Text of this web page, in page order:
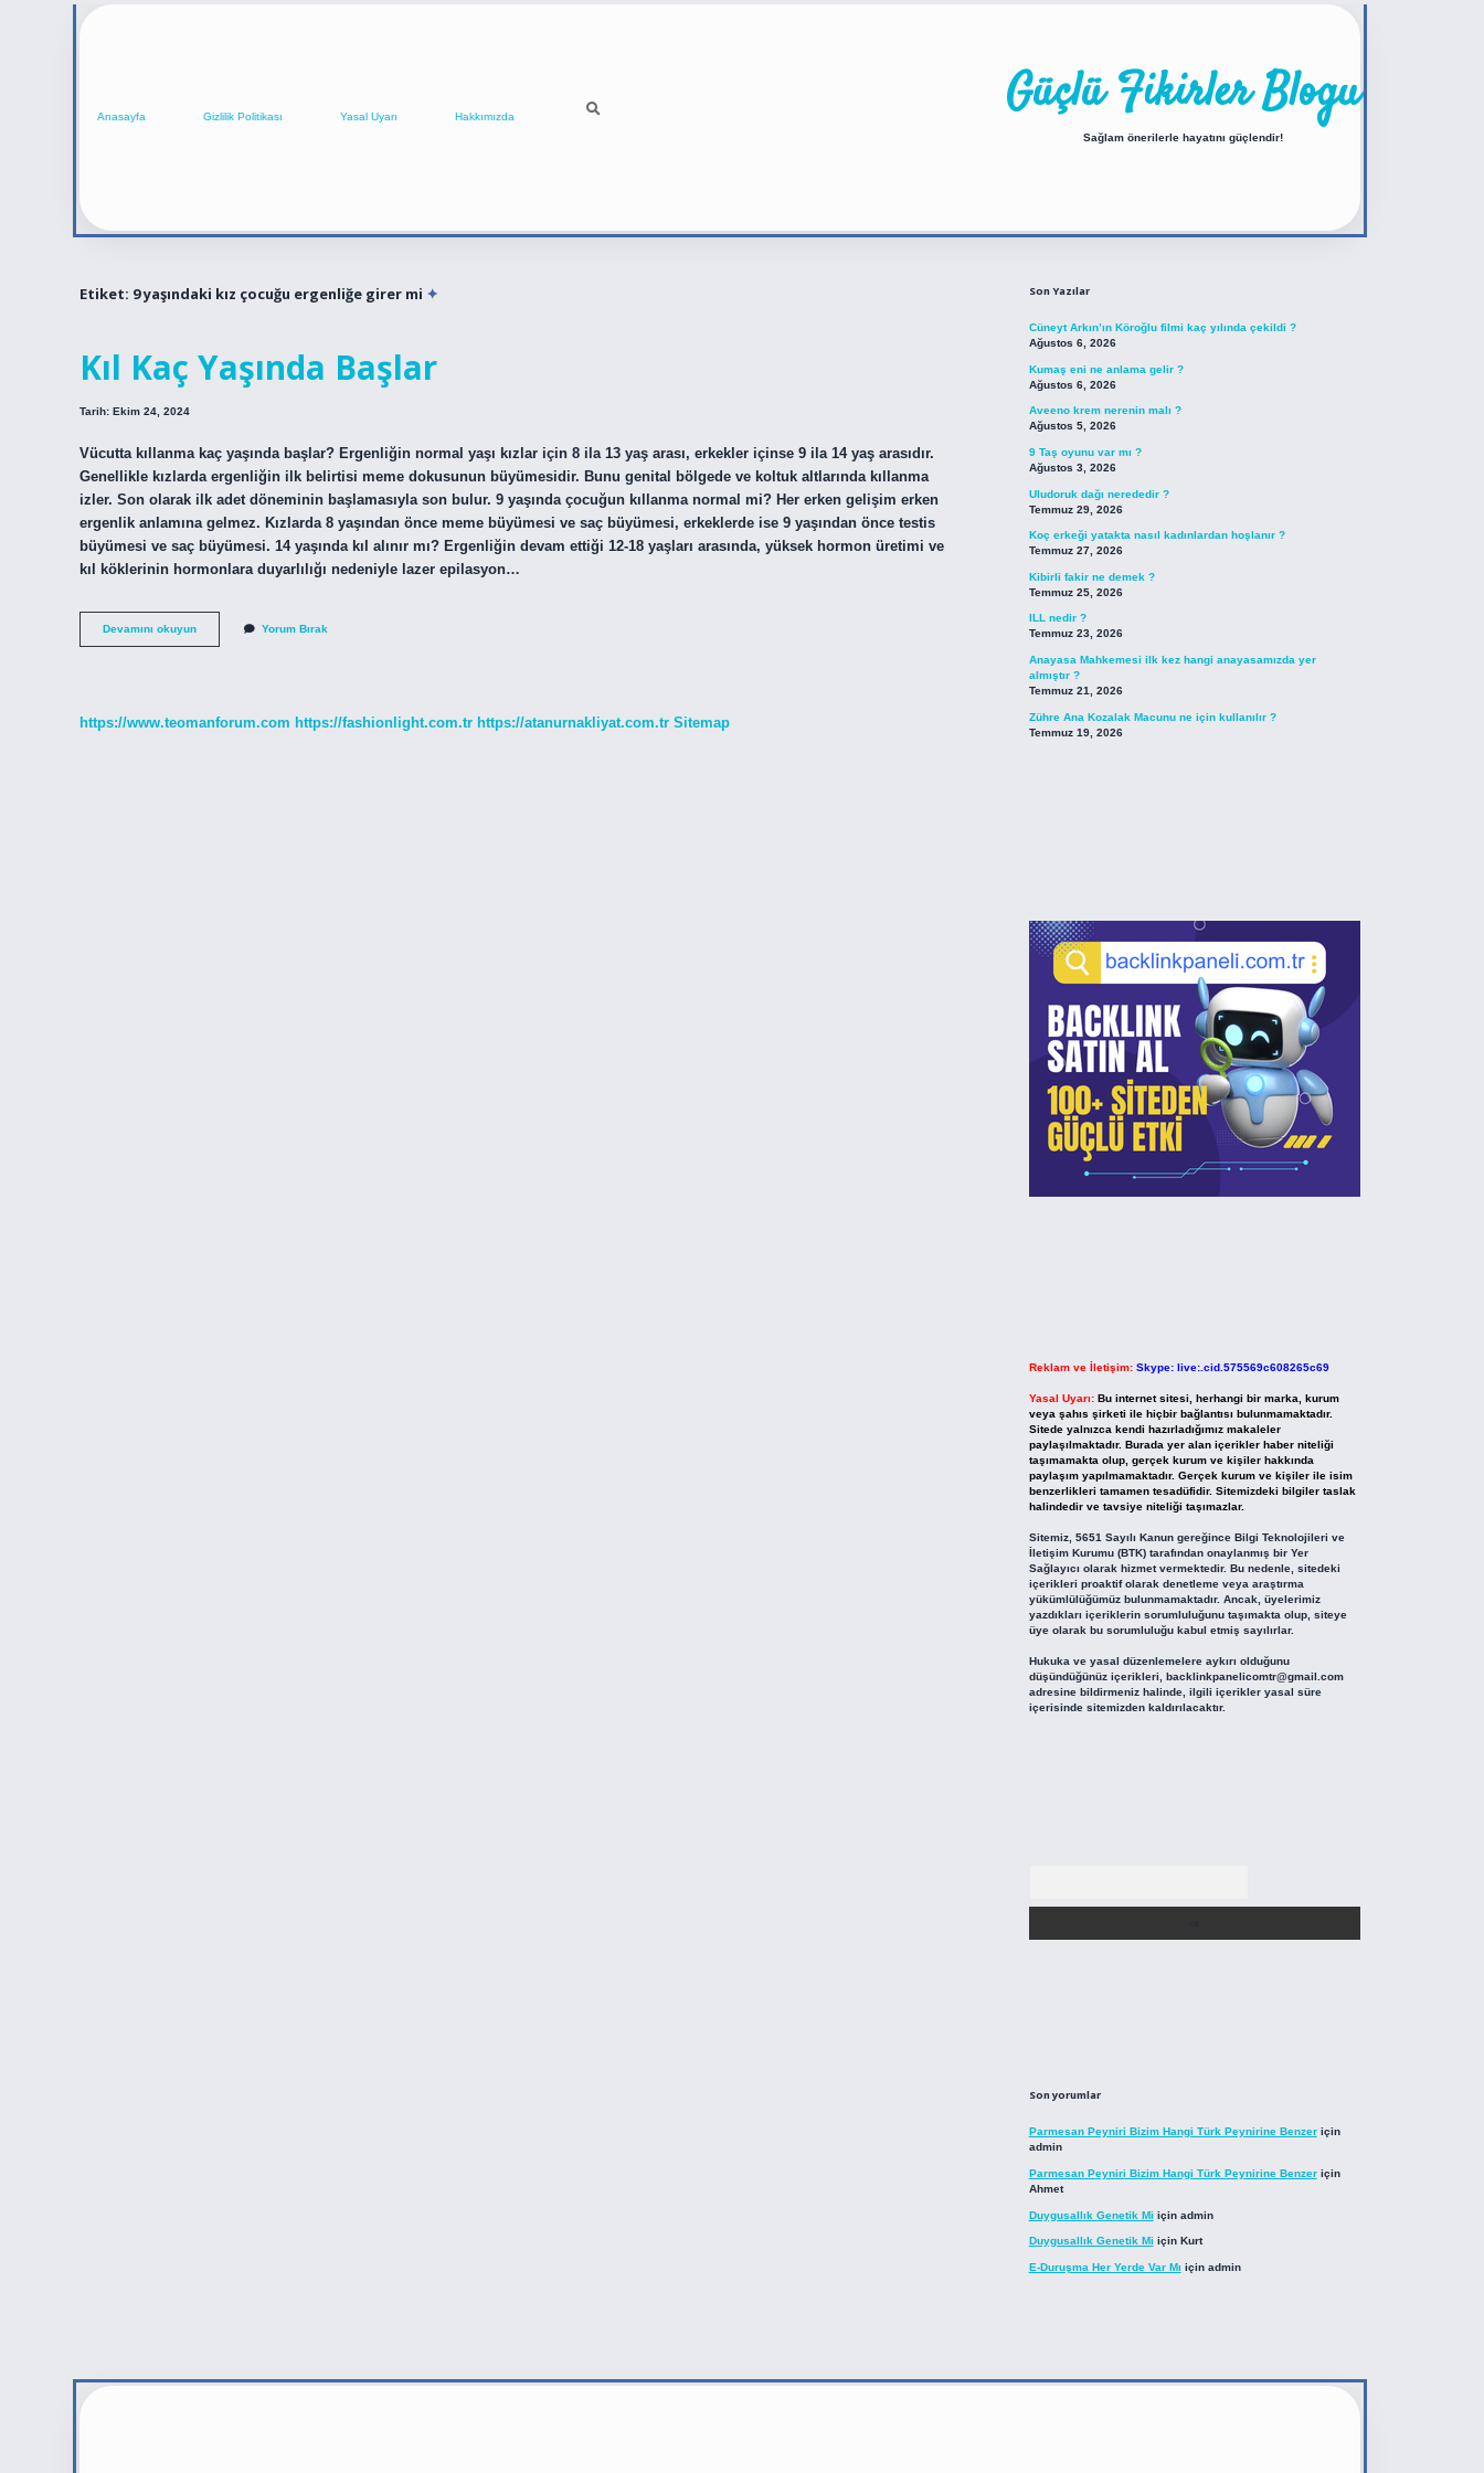
Anasayfa Gizlilik Politikası Yasal Uyarı Hakkımızda Güçlü Fikirler Blogu
Sağlam önerilerle hayatını güçlendir!
Etiket: 9 yaşındaki kız çocuğu ergenliğe girer mi
Kıl Kaç Yaşında Başlar
Tarih: Ekim 24, 2024
Vücutta kıllanma kaç yaşında başlar? Ergenliğin normal yaşı kızlar için 8 ila 13 yaş arası, erkekler içinse 9 ila 14 yaş arasıdır.
Genellikle kızlarda ergenliğin ilk belirtisi meme dokusunun büyümesidir. Bunu genital bölgede ve koltuk altlarında kıllanma
izler. Son olarak ilk adet döneminin başlamasıyla son bulur. 9 yaşında çocuğun kıllanma normal mi? Her erken gelişim erken
ergenlik anlamına gelmez. Kızlarda 8 yaşından önce meme büyümesi ve saç büyümesi, erkeklerde ise 9 yaşından önce testis
büyümesi ve saç büyümesi. 14 yaşında kıl alınır mı? Ergenliğin devam ettiği 12-18 yaşları arasında, yüksek hormon üretimi ve
kıl köklerinin hormonlara duyarlılığı nedeniyle lazer epilasyon…
Devamını okuyunKıl
Kaç
Yorum Bırak
https://www.teomanforum.com https://fashionlight.com.tr https://atanurnakliyat.com.tr Sitemap
Son Yazılar
Cüneyt Arkın’ın Köroğlu filmi kaç yılında çekildi ?
Ağustos 6, 2026
Kumaş eni ne anlama gelir ?
Ağustos 6, 2026
Aveeno krem nerenin malı ?
Ağustos 5, 2026
9 Taş oyunu var mı ?
Ağustos 3, 2026
Uludoruk dağı nerededir ?
Temmuz 29, 2026
Koç erkeği yatakta nasıl kadınlardan hoşlanır ?
Temmuz 27, 2026
Kibirli fakir ne demek ?
Temmuz 25, 2026
ILL nedir ?
Temmuz 23, 2026
Anayasa Mahkemesi ilk kez hangi anayasamızda yer
almıştır ?
Temmuz 21, 2026
Zühre Ana Kozalak Macunu ne için kullanılır ?
Temmuz 19, 2026
Reklam ve İletişim: Skype: live:.cid.575569c608265c69
Yasal Uyarı: Bu internet sitesi, herhangi bir marka, kurum
veya şahıs şirketi ile hiçbir bağlantısı bulunmamaktadır.
Sitede yalnızca kendi hazırladığımız makaleler
paylaşılmaktadır. Burada yer alan içerikler haber niteliği
taşımamakta olup, gerçek kurum ve kişiler hakkında
paylaşım yapılmamaktadır. Gerçek kurum ve kişiler ile isim
benzerlikleri tamamen tesadüfidir. Sitemizdeki bilgiler taslak
halindedir ve tavsiye niteliği taşımazlar.
Sitemiz, 5651 Sayılı Kanun gereğince Bilgi Teknolojileri ve
İletişim Kurumu (BTK) tarafından onaylanmış bir Yer
Sağlayıcı olarak hizmet vermektedir. Bu nedenle, sitedeki
içerikleri proaktif olarak denetleme veya araştırma
yükümlülüğümüz bulunmamaktadır. Ancak, üyelerimiz
yazdıkları içeriklerin sorumluluğunu taşımakta olup, siteye
üye olarak bu sorumluluğu kabul etmiş sayılırlar.
Hukuka ve yasal düzenlemelere aykırı olduğunu
düşündüğünüz içerikleri, backlinkpanelicomtr@gmail.com
adresine bildirmeniz halinde, ilgili içerikler yasal süre
içerisinde sitemizden kaldırılacaktır.
Son yorumlar
Parmesan Peyniri Bizim Hangi Türk Peynirine Benzeriçin
admin
Parmesan Peyniri Bizim Hangi Türk Peynirine Benzeriçin
Ahmet
Duygusallık Genetik Mi için admin
Duygusallık Genetik Mi için Kurt
E-Duruşma Her Yerde Var Mı için admin
https://betexper.live/